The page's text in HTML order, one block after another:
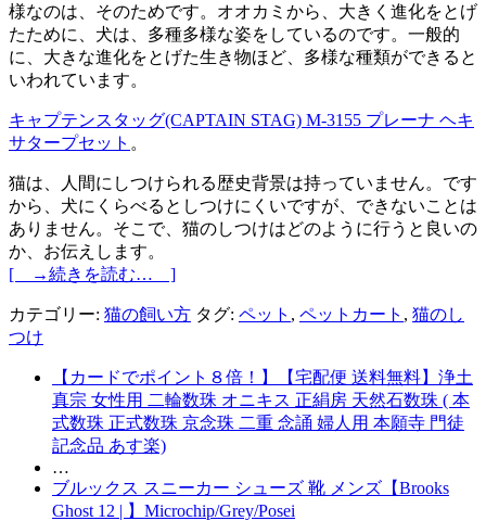
様なのは、そのためです。オオカミから、大きく進化をとげ
たために、犬は、多種多様な姿をしているのです。一般的
に、大きな進化をとげた生き物ほど、多様な種類ができると
いわれています。
キャプテンスタッグ(CAPTAIN STAG) M-3155 プレーナ ヘキ
サタープセット 。
猫は、人間にしつけられる歴史背景は持っていません。です
から、犬にくらべるとしつけにくいですが、できないことは
ありません。そこで、猫のしつけはどのように行うと良いの
か、お伝えします。
[ →続きを読む… ]
カテゴリー: 猫の飼い方 タグ: ペット , ペットカート , 猫のし
つけ
【カードでポイント８倍！】【宅配便 送料無料】浄土
真宗 女性用 二輪数珠 オニキス 正絹房 天然石数珠 ( 本
式数珠 正式数珠 京念珠 二重 念誦 婦人用 本願寺 門徒
記念品 あす楽)
…
ブルックス スニーカー シューズ 靴 メンズ【Brooks
Ghost 12 | 】Microchip/Grey/Posei